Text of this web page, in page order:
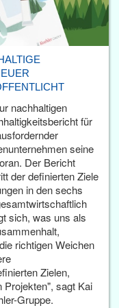
nachhaltigen
für
seine
Der Bericht
der definierten Ziele
in den sechs
sich, was uns als
richtigen Weichen
Zielen,
Projekten", sagt Kai
Gruppe.